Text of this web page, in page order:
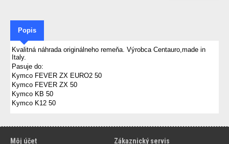
Popis
Kvalitná náhrada originálneho remeňa. Výrobca Centauro,made in
Italy.
Pasuje do:
Kymco FEVER ZX EURO2 50
Kymco FEVER ZX 50
Kymco KB 50
Kymco K12 50
Môj účet Zákaznický servis